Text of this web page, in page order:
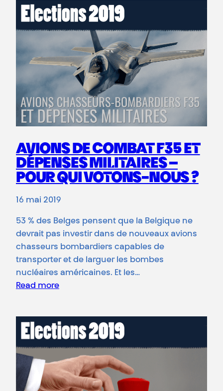
AVIONS DE COMBAT F35 ET
DÉPENSES MILITAIRES –
POUR QUI VOTONS-NOUS ?
16 mai 2019
53 % des Belges pensent que la Belgique ne
devrait pas investir dans de nouveaux avions
chasseurs bombardiers capables de
transporter et de larguer les bombes
nucléaires américaines. Et les…
Read more